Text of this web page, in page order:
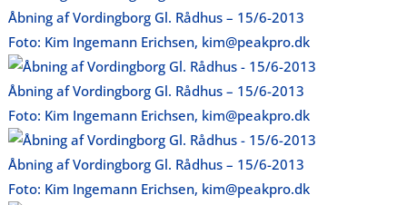
Åbning af Vordingborg Gl. Rådhus – 15/6-2013
Foto: Kim Ingemann Erichsen, kim@peakpro.dk
Åbning af Vordingborg Gl. Rådhus – 15/6-2013
Foto: Kim Ingemann Erichsen, kim@peakpro.dk
Åbning af Vordingborg Gl. Rådhus – 15/6-2013
Foto: Kim Ingemann Erichsen, kim@peakpro.dk